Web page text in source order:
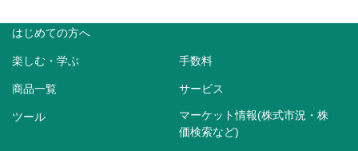
はじめての方へ
楽しむ・学ぶ 手数料
商品一覧 サービス
ツール
マーケット情報(株式市況・株
価検索など)